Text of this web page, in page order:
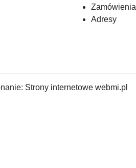
Zamówienia
Adresy
Strony internetowe webmi.pl